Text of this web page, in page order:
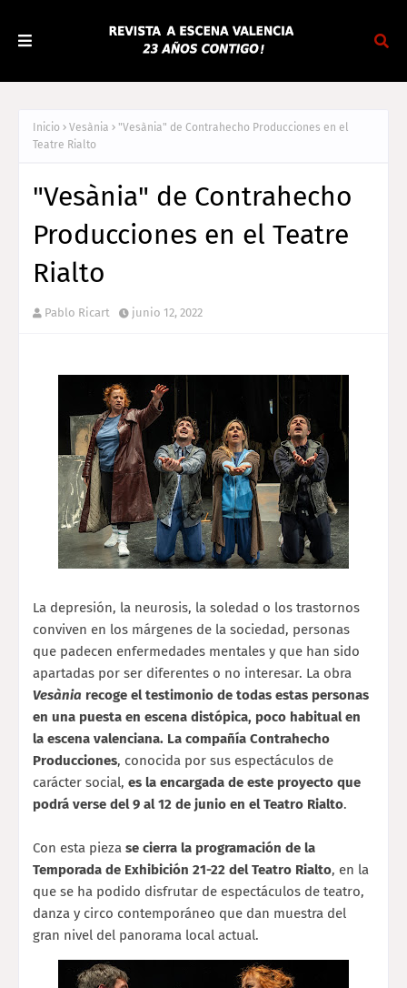
Inicio Vesània
"Vesània" de Contrahecho Producciones en el
Teatre Rialto
"Vesània" de Contrahecho
Producciones en el Teatre
Rialto
Pablo Ricart junio 12, 2022
La depresión, la neurosis, la soledad o los trastornos
conviven en los márgenes de la sociedad, personas
que padecen enfermedades mentales y que han sido
apartadas por ser diferentes o no interesar. La obra
Vesània recoge el testimonio de todas estas personas
en una puesta en escena distópica, poco habitual en
la escena valenciana. La compañía Contrahecho
Producciones, conocida por sus espectáculos de
carácter social, es la encargada de este proyecto que
podrá verse del 9 al 12 de junio en el Teatro Rialto.
Con esta pieza se cierra la programación de la
Temporada de Exhibición 21-22 del Teatro Rialto, en la
que se ha podido disfrutar de espectáculos de teatro,
danza y circo contemporáneo que dan muestra del
gran nivel del panorama local actual.